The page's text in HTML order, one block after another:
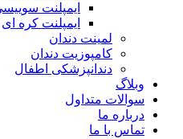
ایمپلنت
ایمپلنت کره ای
لمینت دندان
کامپوزیت دندان
دندانپزشکی اطفال
وبلاگ
سوالات متداول
درباره ما
تماس با ما